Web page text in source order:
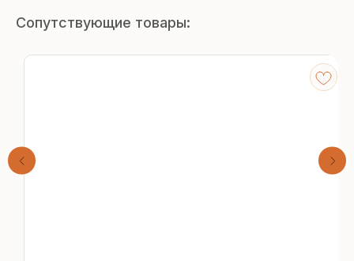
Сопутствующие товары: